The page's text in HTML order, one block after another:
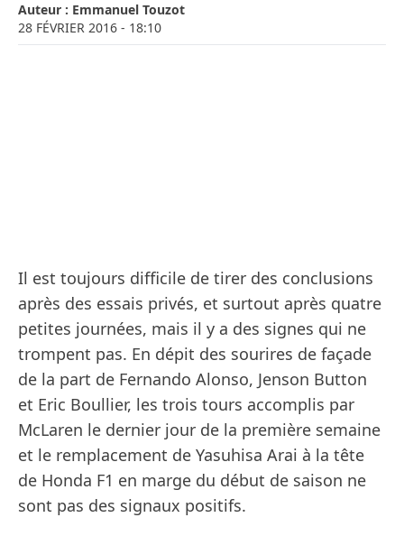
Auteur : Emmanuel Touzot
28 FÉVRIER 2016 - 18:10
Il est toujours difficile de tirer des conclusions
après des essais privés, et surtout après quatre
petites journées, mais il y a des signes qui ne
trompent pas. En dépit des sourires de façade
de la part de Fernando Alonso, Jenson Button
et Eric Boullier, les trois tours accomplis par
McLaren le dernier jour de la première semaine
et le remplacement de Yasuhisa Arai à la tête
de Honda F1 en marge du début de saison ne
sont pas des signaux positifs.